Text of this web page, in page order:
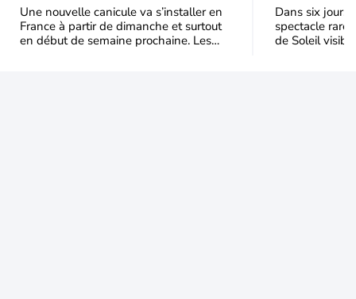
semaine prochaine
Une nouvelle canicule va s’installer en
France à partir de dimanche et surtout
en début de semaine prochaine. Les
l'éclipse
Dans six
spectacle rare
de Soleil